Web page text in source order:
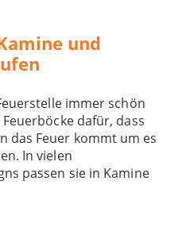
und
immer schön
dafür, dass
das Feuer kommt um es
In vielen
passen sie in Kamine